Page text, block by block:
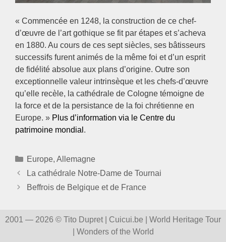
« Commencée en 1248, la construction de ce chef-
d’œuvre de l’art gothique se fit par étapes et s’acheva
en 1880. Au cours de ces sept siècles, ses bâtisseurs
successifs furent animés de la même foi et d’un esprit
de fidélité absolue aux plans d’origine. Outre son
exceptionnelle valeur intrinsèque et les chefs-d’œuvre
qu’elle recèle, la cathédrale de Cologne témoigne de
la force et de la persistance de la foi chrétienne en
Europe. » Plus d’information via le Centre du
patrimoine mondial .
Catégories
Europe, Allemagne
La cathédrale Notre-Dame de Tournai
Beffrois de Belgique et de France
2001 — 2026 © Tito Dupret | Cuicui.be | World Heritage Tour
| Wonders of the World